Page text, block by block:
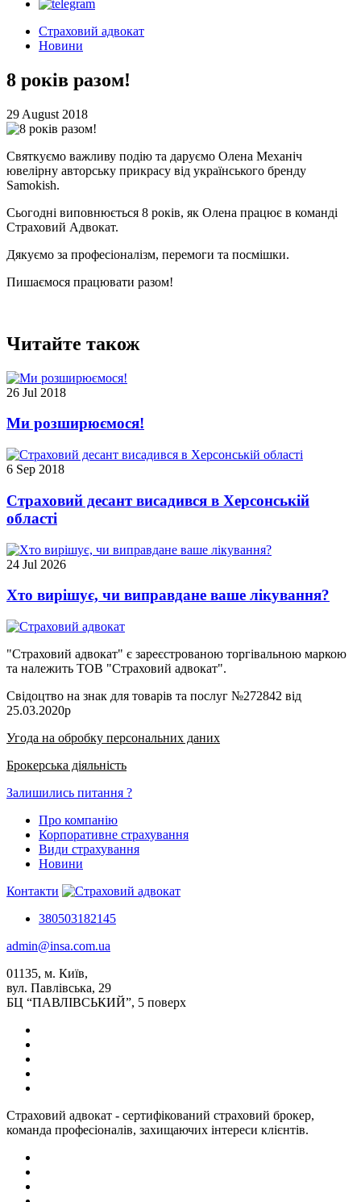
Страховий адвокат
Новини
8 років разом!
29 August 2018
Святкуємо важливу подію та даруємо Олена Механіч
ювелірну авторську прикрасу від українського бренду
Samokish.
Сьогодні виповнюється 8 років, як Олена працює в команді
Страховий Адвокат.
Дякуємо за професіоналізм, перемоги та посмішки.
Пишаємося працювати разом!
Читайте також
26 Jul 2018
Ми розширюємося!
6 Sep 2018
Страховий десант висадився в Херсонській
області
24 Jul 2026
Хто вирішує, чи виправдане ваше лікування?
"Страховий адвокат" є зареєстрованою торгівальною маркою
та належить ТОВ "Страховий адвокат".
Свідоцтво на знак для товарів та послуг №272842 від
25.03.2020р
Угода на обробку персональних даних
Брокерська діяльність
Залишились питання ?
Про компанію
Корпоративне страхування
Види страхування
Новини
Контакти
380503182145
admin@insa.com.ua
01135, м. Київ,
вул. Павлівська, 29
БЦ “ПАВЛІВСЬКИЙ”, 5 поверх
Страховий адвокат - сертифікований страховий брокер,
команда професіоналів, захищаючих інтереси клієнтів.